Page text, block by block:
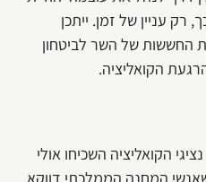
רק עניין של זמן. ייתכן
החששות של השר לביטחון
הקואליציה.
הקואליציה השכיחו אולי